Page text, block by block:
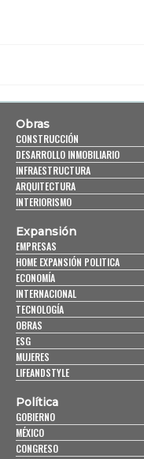
Obras
CONSTRUCCIÓN
DESARROLLO INMOBILIARIO
INFRAESTRUCTURA
ARQUITECTURA
INTERIORISMO
Expansión
EMPRESAS
HOME EXPANSIÓN POLITICA
ECONOMÍA
INTERNACIONAL
TECNOLOGÍA
OBRAS
ESG
MUJERES
LIFEANDSTYLE
Política
GOBIERNO
MÉXICO
CONGRESO